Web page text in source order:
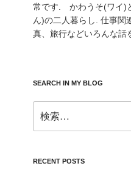
常です. かわうそ(ワイ)
ん)の二人暮らし. 仕事関
真、旅行などいろんな話
SEARCH IN MY BLOG
索:
RECENT POSTS